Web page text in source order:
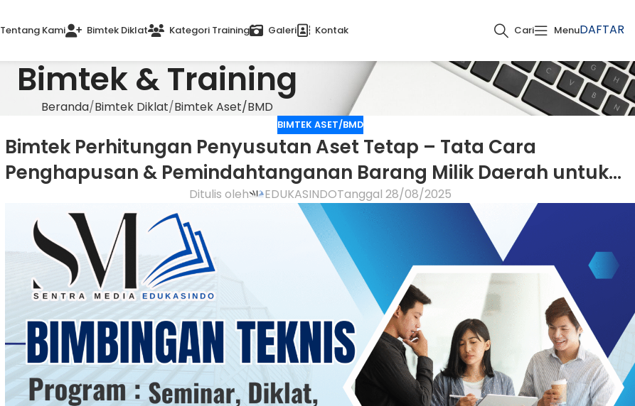
Tentang Kami Bimtek Diklat Kategori Training Galeri Kontak Cari MenuDAFTAR
Bimtek & Training
Beranda Bimtek Diklat Bimtek Aset/BMD
BIMTEK ASET/BMD
Bimtek Perhitungan Penyusutan Aset Tetap – Tata Cara
Penghapusan & Pemindahtanganan Barang Milik Daerah untuk
Efisiensi dan Transparansi Pengelolaan Aset
Ditulis oleh EDUKASINDOTanggal 28/08/2025